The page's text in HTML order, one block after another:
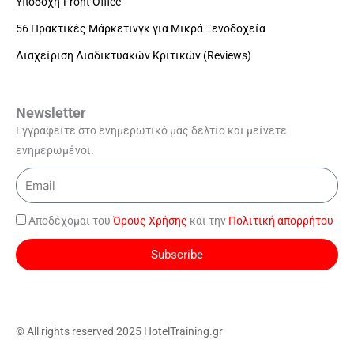
56 Πρακτικές Μάρκετινγκ για Μικρά Ξενοδοχεία
Διαχείριση Διαδικτυακών Κριτικών (Reviews)
Newsletter
Εγγραφείτε στο ενημερωτικό μας δελτίο και μείνετε
ενημερωμένοι.
Email
Αποδέχομαι του Όρους Χρήσης και την Πολιτική απορρήτου
Subscribe
© All rights reserved 2025 HotelTraining.gr